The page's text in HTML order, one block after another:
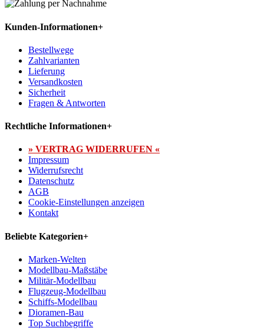
Kunden-Informationen+
Bestellwege
Zahlvarianten
Lieferung
Versandkosten
Sicherheit
Fragen & Antworten
Rechtliche Informationen+
» VERTRAG WIDERRUFEN «
Impressum
Widerrufsrecht
Datenschutz
AGB
Cookie-Einstellungen anzeigen
Kontakt
Beliebte Kategorien+
Marken-Welten
Modellbau-Maßstäbe
Militär-Modellbau
Flugzeug-Modellbau
Schiffs-Modellbau
Dioramen-Bau
Top Suchbegriffe